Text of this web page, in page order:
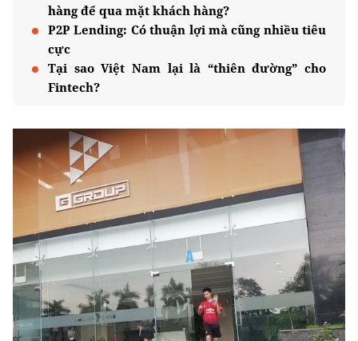
hàng để qua mặt khách hàng?
P2P Lending: Có thuận lợi mà cũng nhiều tiêu
cực
Tại sao Việt Nam lại là “thiên đường” cho
Fintech?